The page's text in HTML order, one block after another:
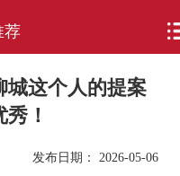
荐
城这个人的提案
！
发布日期： 2026-05-06